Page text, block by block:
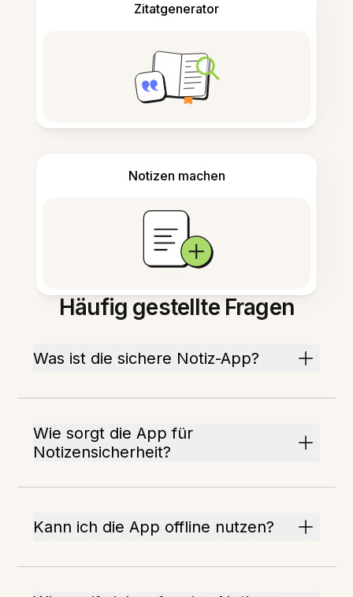
Zitatgenerator
Notizen machen
Häufig gestellte Fragen
Was ist die sichere Notiz-App?
Wie sorgt die App für
Notizensicherheit?
Kann ich die App offline nutzen?